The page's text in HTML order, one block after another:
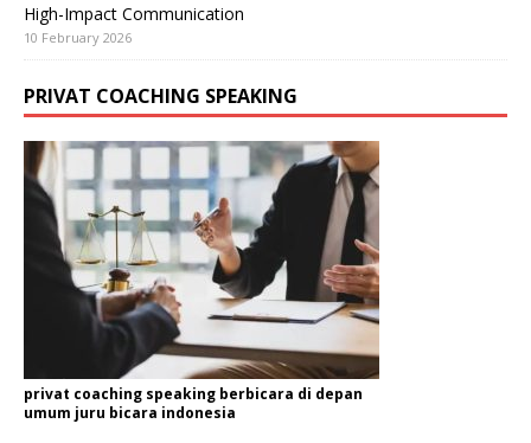
High-Impact Communication
10 February 2026
PRIVAT COACHING SPEAKING
privat coaching speaking berbicara di depan
umum juru bicara indonesia